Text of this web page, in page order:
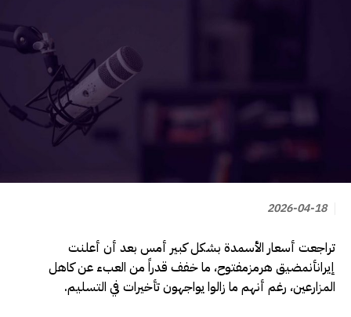
2026-04-18
تراجعت أسعار الأسمدة بشكل كبير أمس بعد أن أعلنت
إيرانأنمضيق هرمزمفتوح، ما خفف قدراً من العبء عن كاهل
المزارعين، رغم أنهم ما زالوا يواجهون تأخيرات في التسليم.